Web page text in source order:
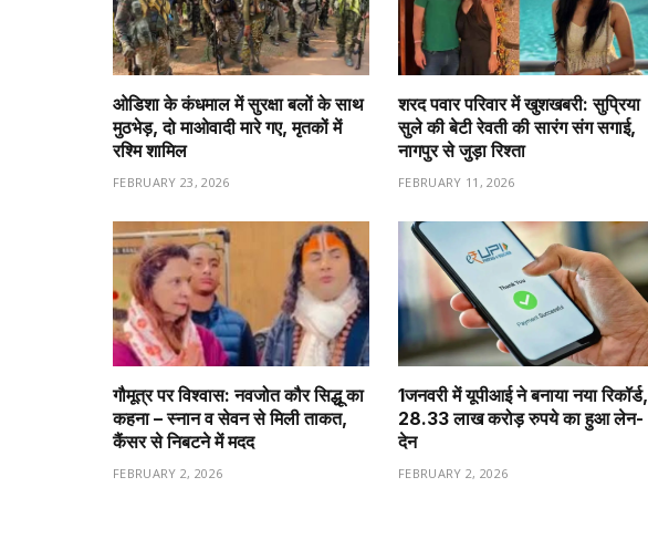
ओडिशा के कंधमाल में सुरक्षा बलों के साथ
मुठभेड़, दो माओवादी मारे गए, मृतकों में
रश्मि शामिल
FEBRUARY 23, 2026
शरद पवार परिवार में खुशखबरी: सुप्रिया
सुले की बेटी रेवती की सारंग संग सगाई,
नागपुर से जुड़ा रिश्ता
FEBRUARY 11, 2026
गौमूत्र पर विश्वास: नवजोत कौर सिद्धू का
कहना – स्नान व सेवन से मिली ताकत,
कैंसर से निबटने में मदद
FEBRUARY 2, 2026
1️जनवरी में यूपीआई ने बनाया नया रिकॉर्ड,
28.33 लाख करोड़ रुपये का हुआ लेन-
देन
FEBRUARY 2, 2026